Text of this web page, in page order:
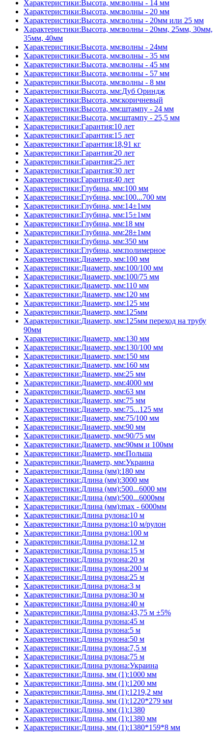
Характеристики:Высота, мм:волны - 14 мм
Характеристики:Высота, мм:волны - 20 мм
Характеристики:Высота, мм:волны - 20мм или 25 мм
Характеристики:Высота, мм:волны - 20мм, 25мм, 30мм,
35мм, 40мм
Характеристики:Высота, мм:волны - 24мм
Характеристики:Высота, мм:волны - 35 мм
Характеристики:Высота, мм:волны - 45 мм
Характеристики:Высота, мм:волны - 57 мм
Характеристики:Высота, мм:волны - 8 мм
Характеристики:Высота, мм:Дуб Ориндж
Характеристики:Высота, мм:коричневый
Характеристики:Высота, мм:штампу - 24 мм
Характеристики:Высота, мм:штампу - 25,5 мм
Характеристики:Гарантия:10 лет
Характеристики:Гарантия:15 лет
Характеристики:Гарантия:18,91 кг
Характеристики:Гарантия:20 лет
Характеристики:Гарантия:25 лет
Характеристики:Гарантия:30 лет
Характеристики:Гарантия:40 лет
Характеристики:Глубина, мм:100 мм
Характеристики:Глубина, мм:100...700 мм
Характеристики:Глубина, мм:14±1мм
Характеристики:Глубина, мм:15±1мм
Характеристики:Глубина, мм:18 мм
Характеристики:Глубина, мм:28±1мм
Характеристики:Глубина, мм:350 мм
Характеристики:Глубина, мм:полимерное
Характеристики:Диаметр, мм:100 мм
Характеристики:Диаметр, мм:100/100 мм
Характеристики:Диаметр, мм:100/75 мм
Характеристики:Диаметр, мм:110 мм
Характеристики:Диаметр, мм:120 мм
Характеристики:Диаметр, мм:125 мм
Характеристики:Диаметр, мм:125мм
Характеристики:Диаметр, мм:125мм переход на трубу
90мм
Характеристики:Диаметр, мм:130 мм
Характеристики:Диаметр, мм:130/100 мм
Характеристики:Диаметр, мм:150 мм
Характеристики:Диаметр, мм:160 мм
Характеристики:Диаметр, мм:25 мм
Характеристики:Диаметр, мм:4000 мм
Характеристики:Диаметр, мм:63 мм
Характеристики:Диаметр, мм:75 мм
Характеристики:Диаметр, мм:75...125 мм
Характеристики:Диаметр, мм:75/100 мм
Характеристики:Диаметр, мм:90 мм
Характеристики:Диаметр, мм:90/75 мм
Характеристики:Диаметр, мм:90мм и 100мм
Характеристики:Диаметр, мм:Польша
Характеристики:Диаметр, мм:Украина
Характеристики:Длина (мм):180 мм
Характеристики:Длина (мм):3000 мм
Характеристики:Длина (мм):500...6000 мм
Характеристики:Длина (мм):500...6000мм
Характеристики:Длина (мм):max - 6000мм
Характеристики:Длина рулона:10 м
Характеристики:Длина рулона:10 м/рулон
Характеристики:Длина рулона:100 м
Характеристики:Длина рулона:12 м
Характеристики:Длина рулона:15 м
Характеристики:Длина рулона:20 м
Характеристики:Длина рулона:200 м
Характеристики:Длина рулона:25 м
Характеристики:Длина рулона:3 м
Характеристики:Длина рулона:30 м
Характеристики:Длина рулона:40 м
Характеристики:Длина рулона:43,75 м ±5%
Характеристики:Длина рулона:45 м
Характеристики:Длина рулона:5 м
Характеристики:Длина рулона:50 м
Характеристики:Длина рулона:7,5 м
Характеристики:Длина рулона:75 м
Характеристики:Длина рулона:Украина
Характеристики:Длина, мм (1):1000 мм
Характеристики:Длина, мм (1):1200 мм
Характеристики:Длина, мм (1):1219,2 мм
Характеристики:Длина, мм (1):1220*279 мм
Характеристики:Длина, мм (1):1380
Характеристики:Длина, мм (1):1380 мм
Характеристики:Длина, мм (1):1380*159*8 мм